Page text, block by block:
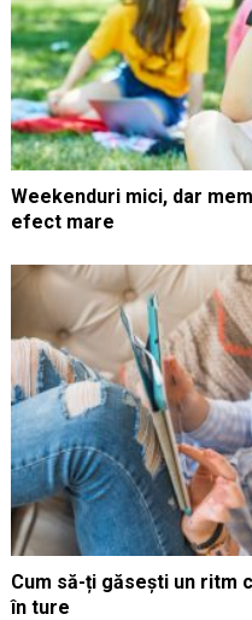
Weekenduri mici, dar
efect mare
Cum să-ți găsești un ritm
în ture